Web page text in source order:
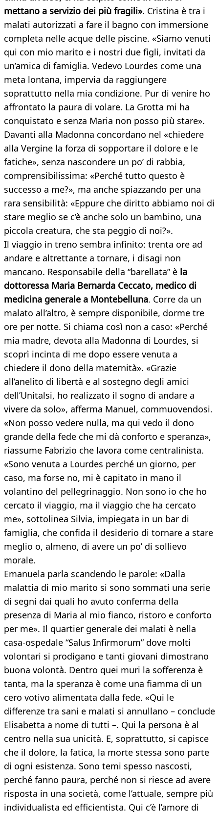
mettano a servizio dei più fragili». Cristina è tra i
malati autorizzati a fare il bagno con immersione
completa nelle acque delle piscine. «Siamo venuti
qui con mio marito e i nostri due figli, invitati da
un’amica di famiglia. Vedevo Lourdes come una
meta lontana, impervia da raggiungere
soprattutto nella mia condizione. Pur di venire ho
affrontato la paura di volare. La Grotta mi ha
conquistato e senza Maria non posso più stare».
Davanti alla Madonna concordano nel «chiedere
alla Vergine la forza di sopportare il dolore e le
fatiche», senza nascondere un po’ di rabbia,
comprensibilissima: «Perché tutto questo è
successo a me?», ma anche spiazzando per una
rara sensibilità: «Eppure che diritto abbiamo noi di
stare meglio se c’è anche solo un bambino, una
piccola creatura, che sta peggio di noi?».
Il viaggio in treno sembra infinito: trenta ore ad
andare e altrettante a tornare, i disagi non
mancano. Responsabile della “barellata” è la
dottoressa Maria Bernarda Ceccato, medico di
medicina generale a Montebelluna. Corre da un
malato all’altro, è sempre disponibile, dorme tre
ore per notte. Si chiama così non a caso: «Perché
mia madre, devota alla Madonna di Lourdes, si
scoprì incinta di me dopo essere venuta a
chiedere il dono della maternità». «Grazie
all’anelito di libertà e al sostegno degli amici
dell’Unitalsi, ho realizzato il sogno di andare a
vivere da solo», afferma Manuel, commuovendosi.
«Non posso vedere nulla, ma qui vedo il dono
grande della fede che mi dà conforto e speranza»,
riassume Fabrizio che lavora come centralinista.
«Sono venuta a Lourdes perché un giorno, per
caso, ma forse no, mi è capitato in mano il
volantino del pellegrinaggio. Non sono io che ho
cercato il viaggio, ma il viaggio che ha cercato
me», sottolinea Silvia, impiegata in un bar di
famiglia, che confida il desiderio di tornare a stare
meglio o, almeno, di avere un po’ di sollievo
morale.
Emanuela parla scandendo le parole: «Dalla
malattia di mio marito si sono sommati una serie
di segni dai quali ho avuto conferma della
presenza di Maria al mio fianco, ristoro e conforto
per me». Il quartier generale dei malati è nella
casa-ospedale “Salus Infirmorum” dove molti
volontari si prodigano e tanti giovani dimostrano
buona volontà. Dentro quei muri la sofferenza è
tanta, ma la speranza è come una fiamma di un
cero votivo alimentata dalla fede. «Qui le
differenze tra sani e malati si annullano – conclude
Elisabetta a nome di tutti –. Qui la persona è al
centro nella sua unicità. E, soprattutto, si capisce
che il dolore, la fatica, la morte stessa sono parte
di ogni esistenza. Sono temi spesso nascosti,
perché fanno paura, perché non si riesce ad avere
risposta in una società, come l’attuale, sempre più
individualista ed efficientista. Qui c’è l’amore di